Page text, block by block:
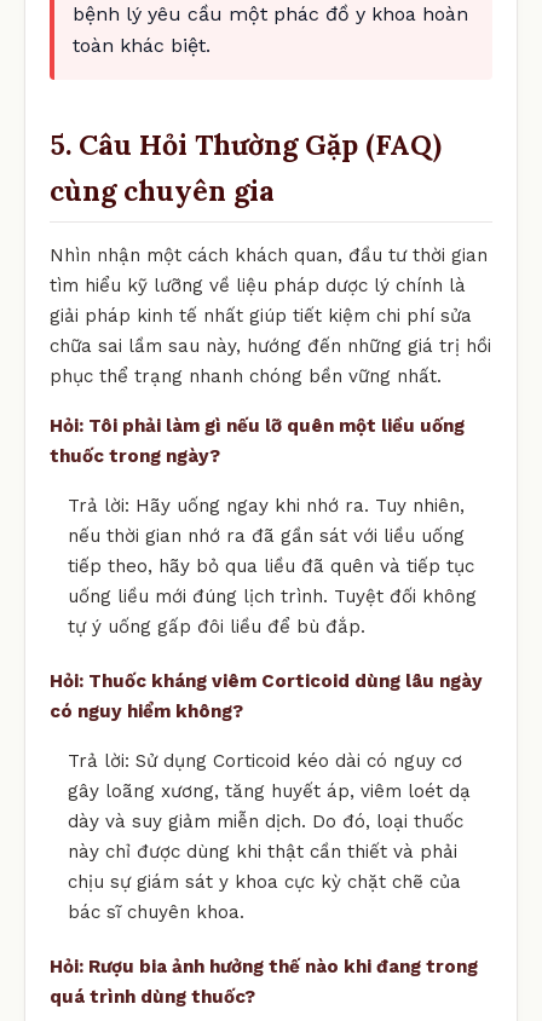
bệnh lý yêu cầu một phác đồ y khoa hoàn
toàn khác biệt.
5. Câu Hỏi Thường Gặp (FAQ)
cùng chuyên gia
Nhìn nhận một cách khách quan, đầu tư thời gian
tìm hiểu kỹ lưỡng về liệu pháp dược lý chính là
giải pháp kinh tế nhất giúp tiết kiệm chi phí sửa
chữa sai lầm sau này, hướng đến những giá trị hồi
phục thể trạng nhanh chóng bền vững nhất.
Hỏi: Tôi phải làm gì nếu lỡ quên một liều uống
thuốc trong ngày?
Trả lời: Hãy uống ngay khi nhớ ra. Tuy nhiên,
nếu thời gian nhớ ra đã gần sát với liều uống
tiếp theo, hãy bỏ qua liều đã quên và tiếp tục
uống liều mới đúng lịch trình. Tuyệt đối không
tự ý uống gấp đôi liều để bù đắp.
Hỏi: Thuốc kháng viêm Corticoid dùng lâu ngày
có nguy hiểm không?
Trả lời: Sử dụng Corticoid kéo dài có nguy cơ
gây loãng xương, tăng huyết áp, viêm loét dạ
dày và suy giảm miễn dịch. Do đó, loại thuốc
này chỉ được dùng khi thật cần thiết và phải
chịu sự giám sát y khoa cực kỳ chặt chẽ của
bác sĩ chuyên khoa.
Hỏi: Rượu bia ảnh hưởng thế nào khi đang trong
quá trình dùng thuốc?